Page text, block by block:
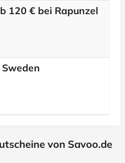
120 € bei Rapunzel
von Savoo.de